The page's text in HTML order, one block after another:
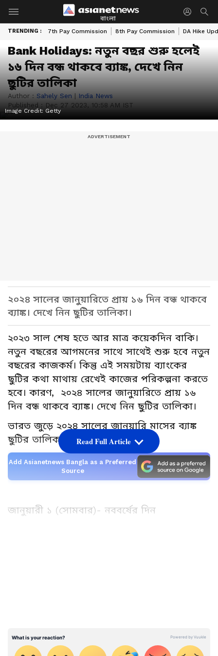
বাংলা
TRENDING : 7th Pay Commission 8th Pay Commission DA Hike
Bank Holidays: নতুন বছর শুরু হলেই
১৬ দিন বন্ধ থাকবে ব্যাঙ্ক, দেখে নিন
ছুটির তালিকা
Author : Sahely Sen | India News
Published : Dec 27 2023, 10:58 AM IST
Image Credit: Getty
২০২৪ সালের জানুয়ারিতে প্রায় ১৬ দিন বন্ধ থাকবে
ব্যাঙ্ক। দেখে নিন ছুটির তালিকা।
২০২৩ সাল শেষ হতে আর মাত্র কয়েকদিন বাকি।
নতুন বছরের আগমনের সাথে সাথেই শুরু হবে নতুন
বছরের কাজকর্ম। কিন্তু এই সময়টায় ব্যাংকের
ছুটির কথা মাথায় রেখেই কাজের পরিকল্পনা করতে
হবে। কারণ, ২০২৪ সালের জানুয়ারিতে প্রায় ১৬
দিন বন্ধ থাকবে ব্যাঙ্ক। দেখে নিন ছুটির তালিকা।
ভারত জুড়ে ২০২৪ সালের জানুয়ারি মাসের ব্যাঙ্ক
ছুটির তালিকা দেওয়া হল:
Add Asianetnews Bangla as a Preferred
Source
জানুয়ারী ১ (সোমবার)- নববর্ষের দিন
Read Full Article